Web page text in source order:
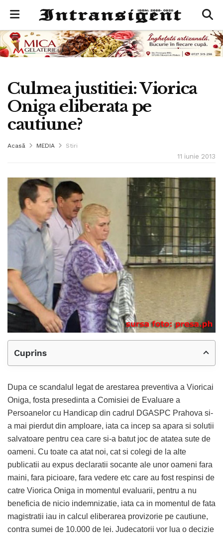
Culmea justitiei: Viorica
Oniga eliberata pe
cautiune?
Acasă MEDIA Stiri
11 iunie 2013
Cuprins
Dupa ce scandalul legat de arestarea preventiva a Vioricai
Oniga, fosta presedinta a Comisiei de Evaluare a
Persoanelor cu Handicap din cadrul DGASPC Prahova si-
a mai pierdut din amploare, iata ca incep sa apara si solutii
salvatoare pentru cea care si-a batut joc de atatea sute de
oameni. Cu toate ca atat noi, cat si colegi de la alte
publicatii au expus declaratii socante ale unor oameni fara
maini, fara picioare, fara vedere etc care au fost respinsi de
catre Viorica Oniga in momentul evaluarii, pentru a nu
beneficia de nicio indemnizatie, iata ca in momentul de fata
magistratii iau in calcul eliberarea provizorie pe cautiune,
contra sumei de 10.000 de lei. Judecatorii vor lua o decizie